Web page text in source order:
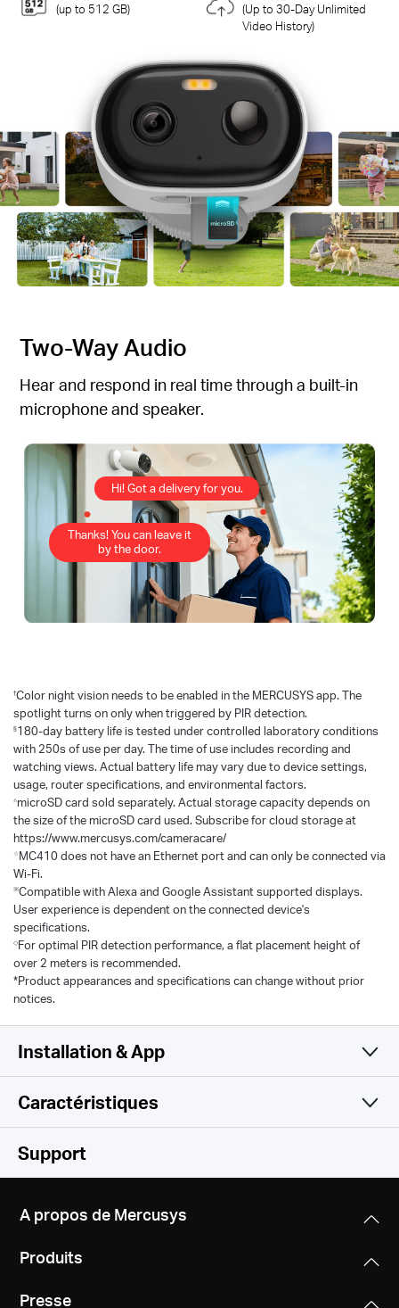
(up to 512 GB)
(Up to 30-Day Unlimited
Video History)
Two-Way Audio
Hear and respond in real time through a built-in
microphone and speaker.
Hi! Got a delivery for you.
Thanks! You can leave it
by the door.
†Color night vision needs to be enabled in the MERCUSYS app. The
spotlight turns on only when triggered by PIR detection.
§180-day battery life is tested under controlled laboratory conditions
with 250s of use per day. The time of use includes recording and
watching views. Actual battery life may vary due to device settings,
usage, router specifications, and environmental factors.
△microSD card sold separately. Actual storage capacity depends on
the size of the microSD card used. Subscribe for cloud storage at
https://www.mercusys.com/cameracare/
☆MC410 does not have an Ethernet port and can only be connected via
Wi-Fi.
※Compatible with Alexa and Google Assistant supported displays.
User experience is dependent on the connected device's
specifications.
◇For optimal PIR detection performance, a flat placement height of
over 2 meters is recommended.
*Product appearances and specifications can change without prior
notices.
Installation & App
Simple et fonctionnel
Caractéristiques
Caméra
1/3” Progressive Scan CMOS Sensor
Lentille
Focal Length: 3.16mm ±5%
2304× 1296 px
Logiciel
128-bit AES Encryption with SSL/TLS
Support
A propos de Mercusys
Produits
Presse